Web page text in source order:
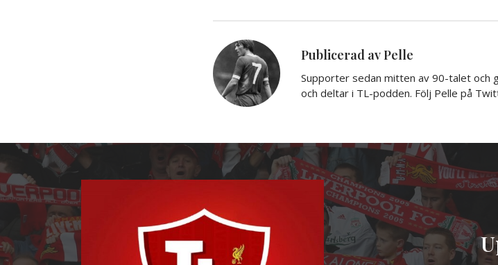
Publicerad av Pelle
Supporter sedan mitten av 90-talet och
och deltar i TL-podden. Följ Pelle på